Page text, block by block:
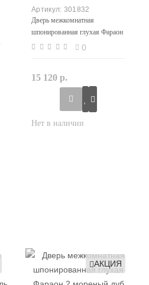
301832
Дверь межкомнатная
шпонированная глухая Фараон
1 дуб слоновая кость
0
15 120 р.
АКЦИЯ